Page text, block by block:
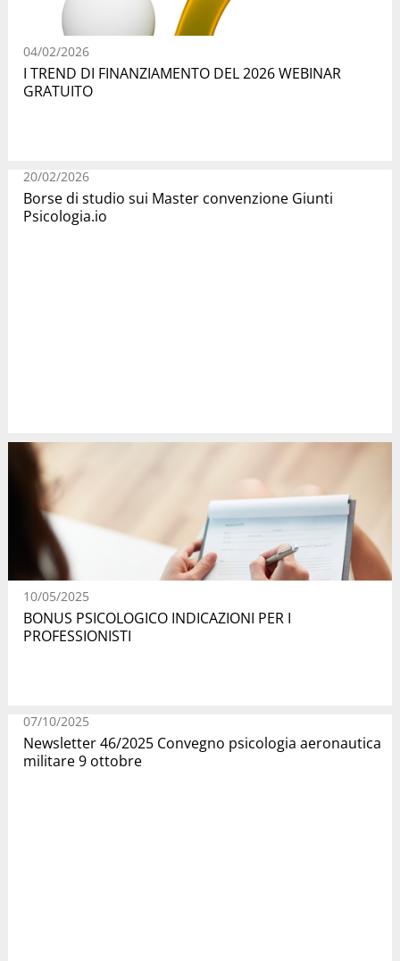
04/02/2026
I TREND DI FINANZIAMENTO DEL 2026 WEBINAR
GRATUITO
20/02/2026
Borse di studio sui Master convenzione Giunti
Psicologia.io
10/05/2025
BONUS PSICOLOGICO INDICAZIONI PER I
PROFESSIONISTI
07/10/2025
Newsletter 46/2025 Convegno psicologia aeronautica
militare 9 ottobre